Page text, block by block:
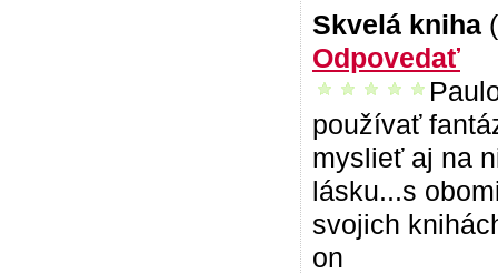
Skvelá kniha
Odpovedať
vrelo odporúčam
používať
myslieť aj na
lásku...s
svojich
on